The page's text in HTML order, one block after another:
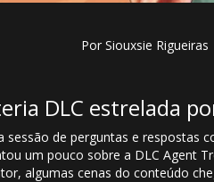
Por Siouxsie Rigueiras
DLC estrelada
sessão de perguntas e respostas
um pouco sobre a DLC Agent
algumas cenas do conteúdo